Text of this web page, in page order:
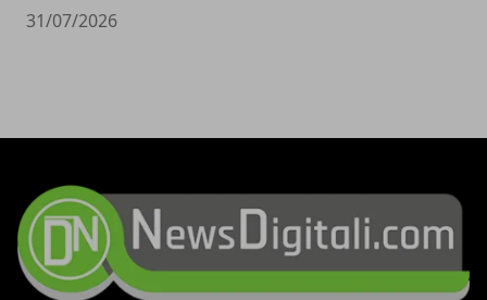
31/07/2026